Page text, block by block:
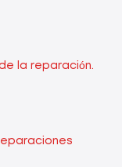
la reparación.